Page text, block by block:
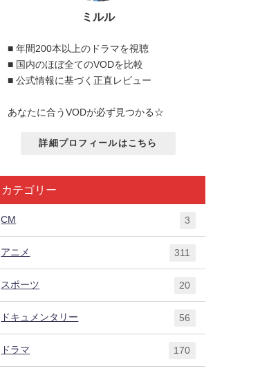
ミルル
■ 年間200本以上のドラマを視聴
■ 国内のほぼ全てのVODを比較
■ 公式情報に基づく正直レビュー
あなたに合うVODが必ず見つかる☆
詳細プロフィールはこちら
カテゴリー
CM 3
アニメ 311
スポーツ 20
ドキュメンタリー 56
ドラマ 170